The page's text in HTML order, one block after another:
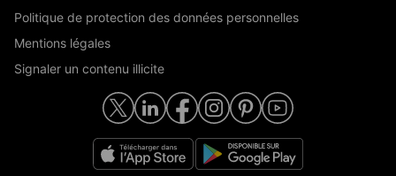
Politique de protection des données personnelles
Mentions légales
Signaler un contenu illicite